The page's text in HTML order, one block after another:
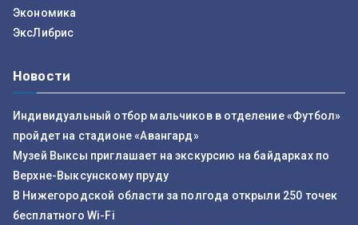
Экономика
ЭксЛибрис
Новости
Индивидуальный отбор мальчиков в отделение «Футбол»
пройдет на стадионе «Авангард»
Музей Выксы приглашает на экскурсию на байдарках по
Верхне-Выксунскому пруду
В Нижегородской области за полгода открыли 250 точек
бесплатного Wi-Fi